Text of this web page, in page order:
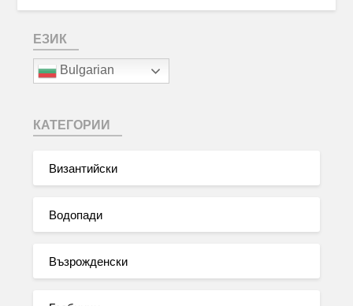
ЕЗИК
Bulgarian
КАТЕГОРИИ
Византийски
Водопади
Възрожденски